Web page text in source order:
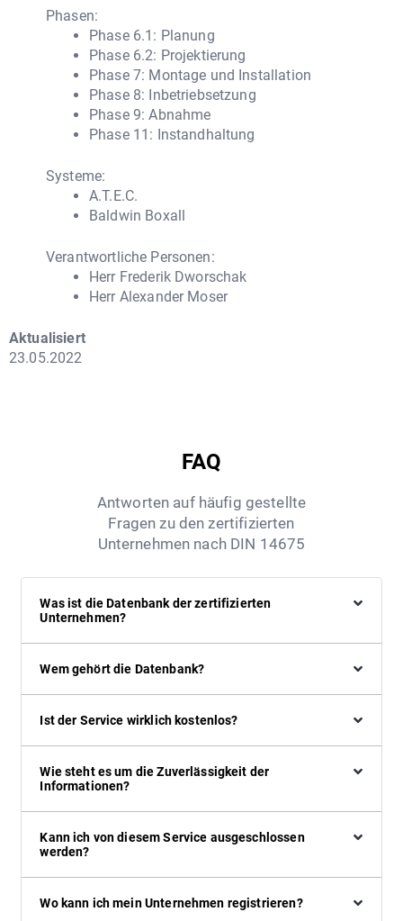
Phasen:
Phase 6.1: Planung
Phase 6.2: Projektierung
Phase 7: Montage und Installation
Phase 8: Inbetriebsetzung
Phase 9: Abnahme
Phase 11: Instandhaltung
Systeme:
A.T.E.C.
Baldwin Boxall
Verantwortliche Personen:
Herr Frederik Dworschak
Herr Alexander Moser
Aktualisiert
23.05.2022
FAQ
Antworten auf häufig gestellte
Fragen zu den zertifizierten
Unternehmen nach DIN 14675
Was ist die Datenbank der zertifizierten
Unternehmen?
Wem gehört die Datenbank?
Ist der Service wirklich kostenlos?
Wie steht es um die Zuverlässigkeit der
Informationen?
Kann ich von diesem Service ausgeschlossen
werden?
Wo kann ich mein Unternehmen registrieren?